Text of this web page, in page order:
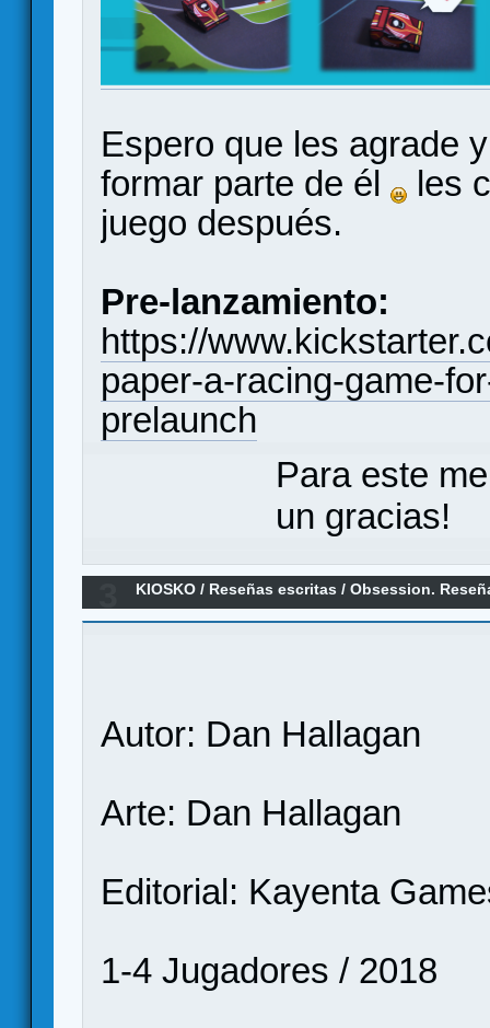
Espero que les agrade
formar parte de él
les
juego después.
Pre-lanzamiento:
https://
paper-a-racing-game-
prelaunch
Para este
un gracias!
KIOSKO / Reseñas escritas /Obsession.
Autor: Dan Hallagan
Arte: Dan Hallagan
Editorial: Kayenta
1-4 Jugadores / 2018